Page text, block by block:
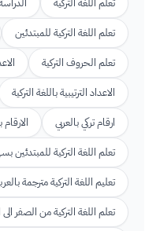
تعلم اللغة التركية للمبتدئين
تعلم الحروف التركية
الاعداد الترتيبية باللغة التركية
ارقام تركي بالعربي
الارقام
تعلم اللغة التركية للمبتدئين
تعليم اللغة التركية مترجمة
تعلم اللغة التركية من الصفر